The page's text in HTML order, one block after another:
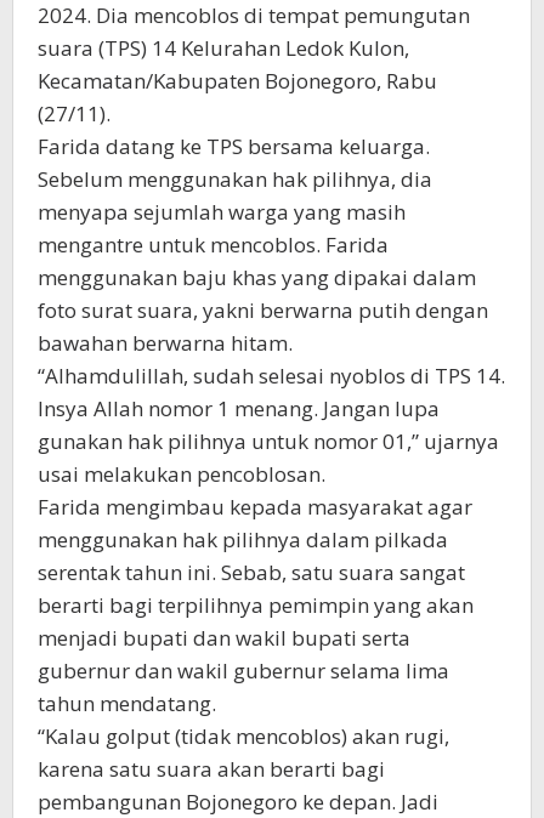
2024. Dia mencoblos di tempat pemungutan
suara (TPS) 14 Kelurahan Ledok Kulon,
Kecamatan/Kabupaten Bojonegoro, Rabu
(27/11).
Farida datang ke TPS bersama keluarga.
Sebelum menggunakan hak pilihnya, dia
menyapa sejumlah warga yang masih
mengantre untuk mencoblos. Farida
menggunakan baju khas yang dipakai dalam
foto surat suara, yakni berwarna putih dengan
bawahan berwarna hitam.
“Alhamdulillah, sudah selesai nyoblos di TPS 14.
Insya Allah nomor 1 menang. Jangan lupa
gunakan hak pilihnya untuk nomor 01,” ujarnya
usai melakukan pencoblosan.
Farida mengimbau kepada masyarakat agar
menggunakan hak pilihnya dalam pilkada
serentak tahun ini. Sebab, satu suara sangat
berarti bagi terpilihnya pemimpin yang akan
menjadi bupati dan wakil bupati serta
gubernur dan wakil gubernur selama lima
tahun mendatang.
“Kalau golput (tidak mencoblos) akan rugi,
karena satu suara akan berarti bagi
pembangunan Bojonegoro ke depan. Jadi